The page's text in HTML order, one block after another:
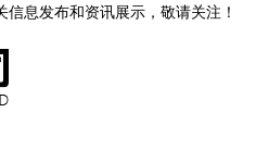
息发布和资讯展示，敬请关注！